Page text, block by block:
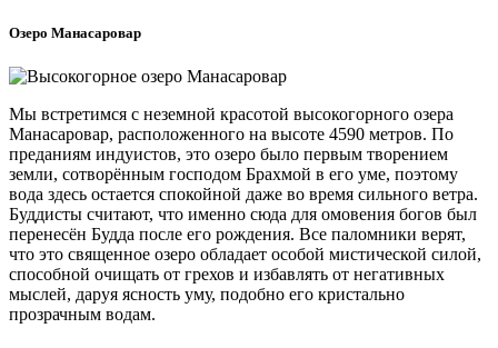
Озеро Манасаровар
Мы встретимся с неземной красотой высокогорного озера
Манасаровар, расположенного на высоте 4590 метров. По
преданиям индуистов, это озеро было первым творением
земли, сотворённым господом Брахмой в его уме, поэтому
вода здесь остается спокойной даже во время сильного ветра.
Буддисты считают, что именно сюда для омовения богов был
перенесён Будда после его рождения. Все паломники верят,
что это священное озеро обладает особой мистической силой,
способной очищать от грехов и избавлять от негативных
мыслей, даруя ясность уму, подобно его кристально
прозрачным водам.